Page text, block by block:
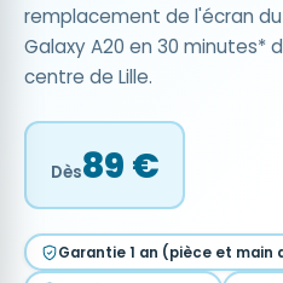
remplacement de l'écran
Galaxy A20 en 30 minutes*
centre de Lille.
Dès89 €
Garantie 1 an (pièce et